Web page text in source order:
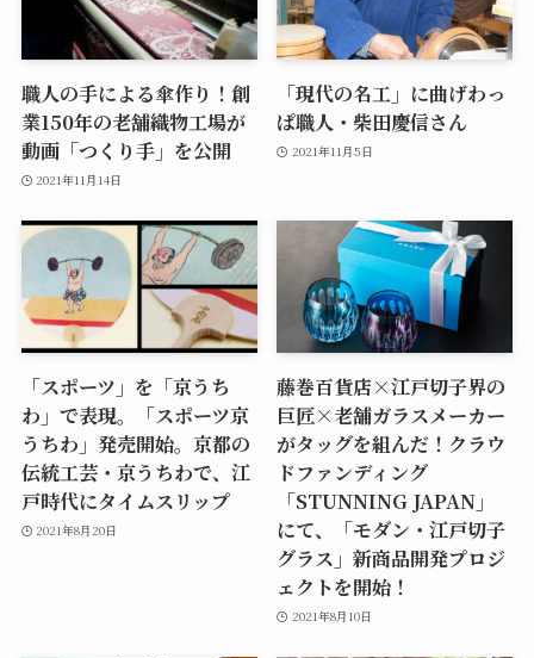
職人の手による傘作り！創
業150年の老舗織物工場が
動画「つくり手」を公開
2021年11月14日
「現代の名工」に曲げわっ
ぱ職人・柴田慶信さん
2021年11月5日
「スポーツ」を「京うち
わ」で表現。「スポーツ京
うちわ」発売開始。京都の
伝統工芸・京うちわで、江
戸時代にタイムスリップ
2021年8月20日
藤巻百貨店×江戸切子界の
巨匠×老舗ガラスメーカー
がタッグを組んだ！クラウ
ドファンディング
「STUNNING JAPAN」
にて、「モダン・江戸切子
グラス」新商品開発プロジ
ェクトを開始！
2021年8月10日